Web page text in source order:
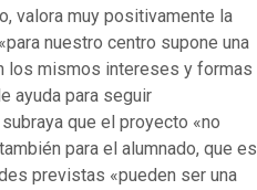
valora muy positivamente la
nuestro centro supone una
los mismos intereses y formas
ayuda para seguir
que el proyecto «no
para el alumnado, que es
previstas «pueden ser una